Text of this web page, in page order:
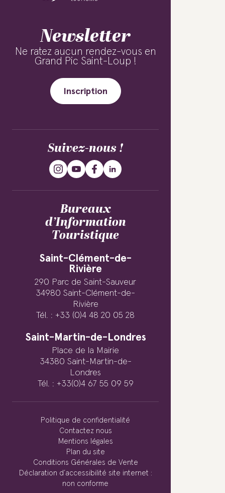
Newsletter
Ne ratez aucun rendez-vous en
Grand Pic Saint-Loup !
Inscription
Suivez-nous !
Bureaux
d’Information
Touristique
Saint-Clément-de-
Rivière
290 Parc de Saint-Sauveur
34980 Saint-Clément-de-
Rivière
Tél. : +33 (0)4 48 20 05 28
Saint-Martin-de-Londres
Place de la Mairie
34380 Saint-Martin-de-
Londres
Tél. : +33(0)4 67 55 09 59
Politique de confidentialité
Contactez nous
Mentions légales
Plan du site
Conditions Générales de Vente
Déclaration d’accessibilité site internet :
non conforme